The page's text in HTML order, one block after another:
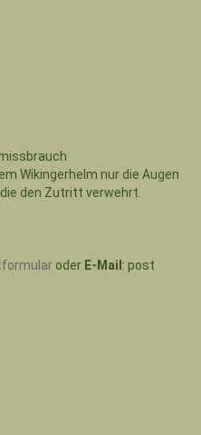
oder E-Mail : post